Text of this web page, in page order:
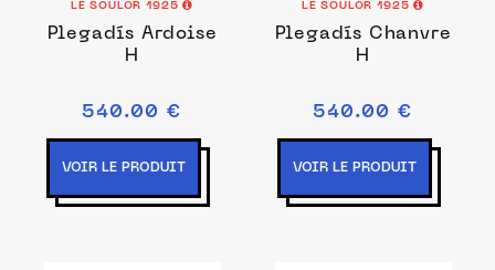
LE SOULOR 1925
Plegadís Ardoise
H
540.00 €
VOIR LE PRODUIT
LE SOULOR 1925
Plegadís Chanvre
H
540.00 €
VOIR LE PRODUIT